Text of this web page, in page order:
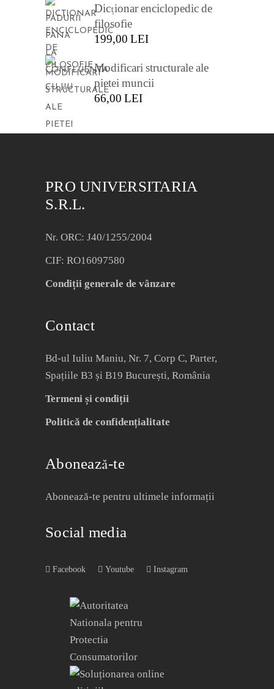
Dicționar enciclopedic de
filosofie
199,00 LEI
Modificari structurale ale
pietei muncii
66,00 LEI
PRO UNIVERSITARIA
S.R.L.
Nr. ORC: J40/1255/2004
CIF: RO16097580
Condiții generale de vânzare
Contact
Bd-ul Iuliu Maniu, Nr. 7, Corp C, Parter,
Spațiile B3 și B19 București, România
Termeni și condiții
Politică de confidențialitate
Abonează-te
Abonează-te pentru ultimele informații
Social media
Facebook Youtube Instagram